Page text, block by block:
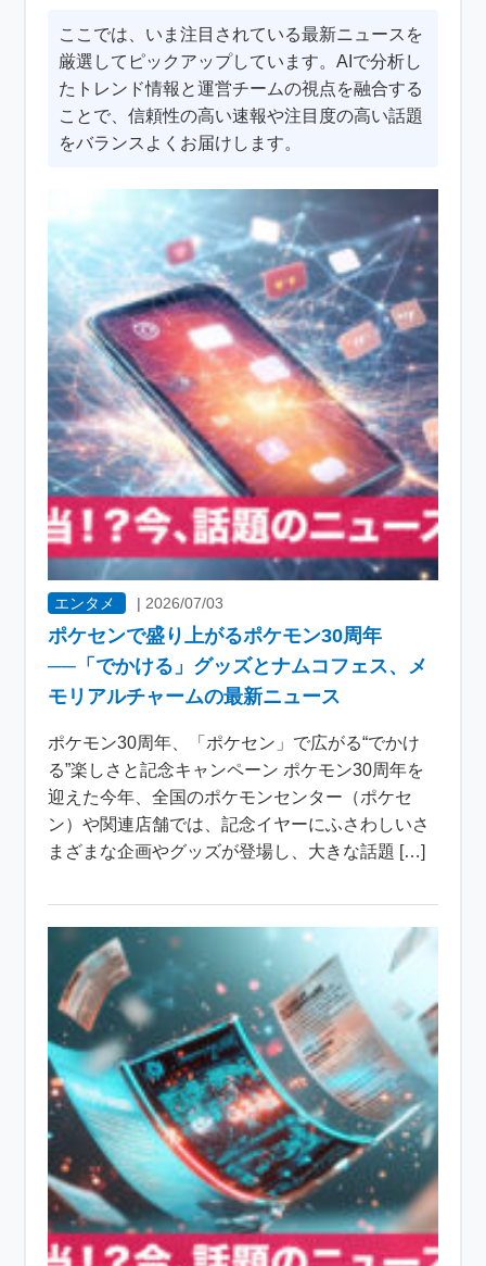
ここでは、いま注目されている最新ニュースを
厳選してピックアップしています。AIで分析し
たトレンド情報と運営チームの視点を融合する
ことで、信頼性の高い速報や注目度の高い話題
をバランスよくお届けします。
エンタメ | 2026/07/03
ポケセンで盛り上がるポケモン30周年
──「でかける」グッズとナムコフェス、メ
モリアルチャームの最新ニュース
ポケモン30周年、「ポケセン」で広がる“でかけ
る”楽しさと記念キャンペーン ポケモン30周年を
迎えた今年、全国のポケモンセンター（ポケセ
ン）や関連店舗では、記念イヤーにふさわしいさ
まざまな企画やグッズが登場し、大きな話題 […]